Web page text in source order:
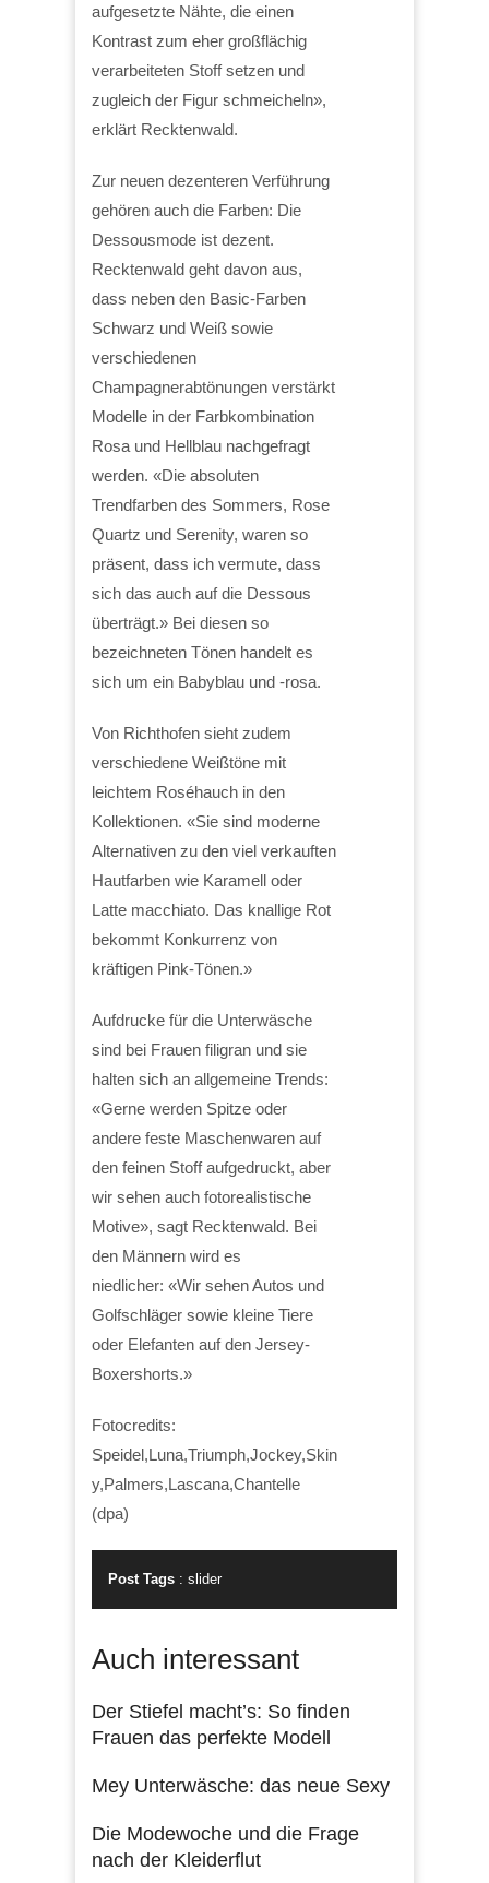
aufgesetzte Nähte, die einen
Kontrast zum eher großflächig
verarbeiteten Stoff setzen und
zugleich der Figur schmeicheln»,
erklärt Recktenwald.
Zur neuen dezenteren Verführung
gehören auch die Farben: Die
Dessousmode ist dezent.
Recktenwald geht davon aus,
dass neben den Basic-Farben
Schwarz und Weiß sowie
verschiedenen
Champagnerabtönungen verstärkt
Modelle in der Farbkombination
Rosa und Hellblau nachgefragt
werden. «Die absoluten
Trendfarben des Sommers, Rose
Quartz und Serenity, waren so
präsent, dass ich vermute, dass
sich das auch auf die Dessous
überträgt.» Bei diesen so
bezeichneten Tönen handelt es
sich um ein Babyblau und -rosa.
Von Richthofen sieht zudem
verschiedene Weißtöne mit
leichtem Roséhauch in den
Kollektionen. «Sie sind moderne
Alternativen zu den viel verkauften
Hautfarben wie Karamell oder
Latte macchiato. Das knallige Rot
bekommt Konkurrenz von
kräftigen Pink-Tönen.»
Aufdrucke für die Unterwäsche
sind bei Frauen filigran und sie
halten sich an allgemeine Trends:
«Gerne werden Spitze oder
andere feste Maschenwaren auf
den feinen Stoff aufgedruckt, aber
wir sehen auch fotorealistische
Motive», sagt Recktenwald. Bei
den Männern wird es
niedlicher: «Wir sehen Autos und
Golfschläger sowie kleine Tiere
oder Elefanten auf den Jersey-
Boxershorts.»
Fotocredits:
Speidel,Luna,Triumph,Jockey,Skin
y,Palmers,Lascana,Chantelle
(dpa)
Post Tags : slider
Auch interessant
Der Stiefel macht’s: So finden
Frauen das perfekte Modell
Mey Unterwäsche: das neue Sexy
Die Modewoche und die Frage
nach der Kleiderflut